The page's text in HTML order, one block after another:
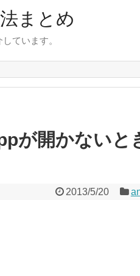
まとめ
ています。
が開かないと
2013/5/20